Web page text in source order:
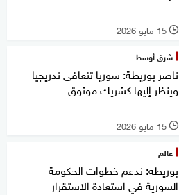
l 15 مايو 2026
شرق أوسط
ناصر بوريطة: سوريا تتعافى تدريجيا
وينظر إليها كشريك موثوق
l 15 مايو 2026
عالم
بوريطه: ندعم خطوات الحكومة
السورية في استعادة الاستقرار